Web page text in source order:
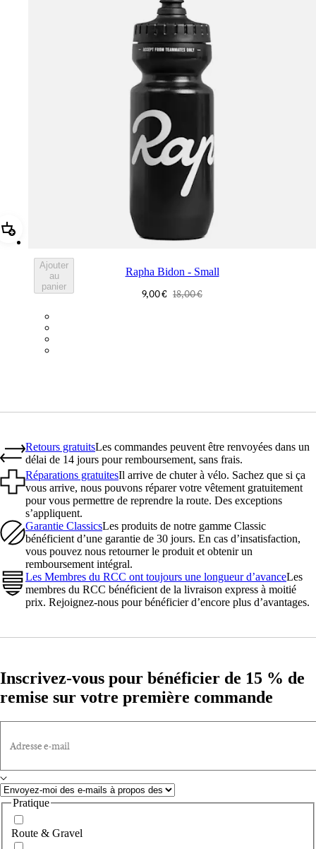
Ajouter Rapha Bidon - Small
Ajouter
au
panier
Rapha Bidon - Small
9,00 € 18,00 €
Retours gratuitsLes commandes peuvent être renvoyées dans un
délai de 14 jours pour remboursement, sans frais.
Réparations gratuitesIl arrive de chuter à vélo. Sachez que si ça
vous arrive, nous pouvons réparer votre vêtement gratuitement
pour vous permettre de reprendre la route. Des exceptions
s’appliquent.
Garantie ClassicsLes produits de notre gamme Classic
bénéficient d’une garantie de 30 jours. En cas d’insatisfaction,
vous pouvez nous retourner le produit et obtenir un
remboursement intégral.
Les Membres du RCC ont toujours une longueur d’avanceLes
membres du RCC bénéficient de la livraison express à moitié
prix. Rejoignez-nous pour bénéficier d’encore plus d’avantages.
Inscrivez-vous pour bénéficier de 15 % de
remise sur votre première commande
Adresse e-mail
Pratique
Route & Gravel